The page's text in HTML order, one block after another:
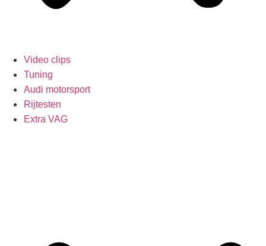
Video clips
Tuning
Audi motorsport
Rijtesten
Extra VAG